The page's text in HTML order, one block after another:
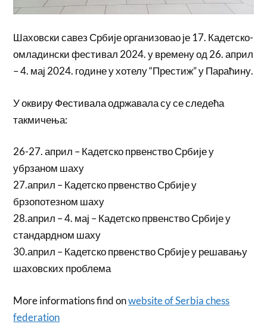
Шаховски савез Србије организовао је 17. Кадетско-
омладински фестивал 2024. у времену од 26. април
– 4. мај 2024. године у хотелу “Престиж” у Параћину.
У оквиру Фестивала одржавала су се следећа
такмичења:
26-27. април – Кадетско првенство Србије у
убрзаном шаху
27.април – Кадетско првенство Србије у
брзопотезном шаху
28.април – 4. мај – Кадетско првенство Србије у
стандардном шаху
30.април – Кадетско првенство Србије у решавању
шаховских проблема
More informations find onwebsite of Serbia chess
federation